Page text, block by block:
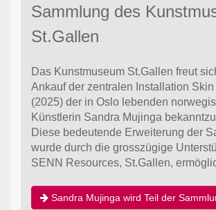
Sammlung des
St.Gallen
Das Kunstmuseum St.Gallen freut
Ankauf der zentralen Installation Skin
(2025) der in Oslo lebenden
Künstlerin Sandra Mujinga
Diese bedeutende Erweiterung der
wurde durch die grosszügige
SENN Resources, St.Gallen,
Sandra Mujinga wird Teil der